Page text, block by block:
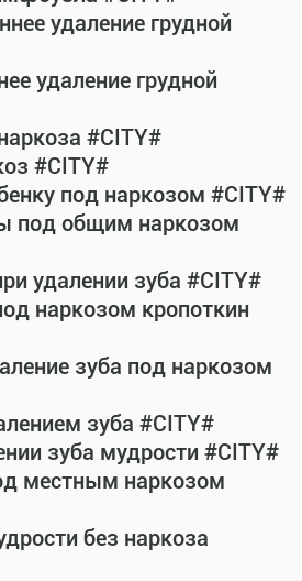
удаление грудной
удаление грудной
#CITY#
#CITY#
под наркозом #CITY#
под общим наркозом
удалении зуба #CITY#
наркозом кропоткин
зуба под наркозом
зуба #CITY#
зуба мудрости #CITY#
местным наркозом
без наркоза